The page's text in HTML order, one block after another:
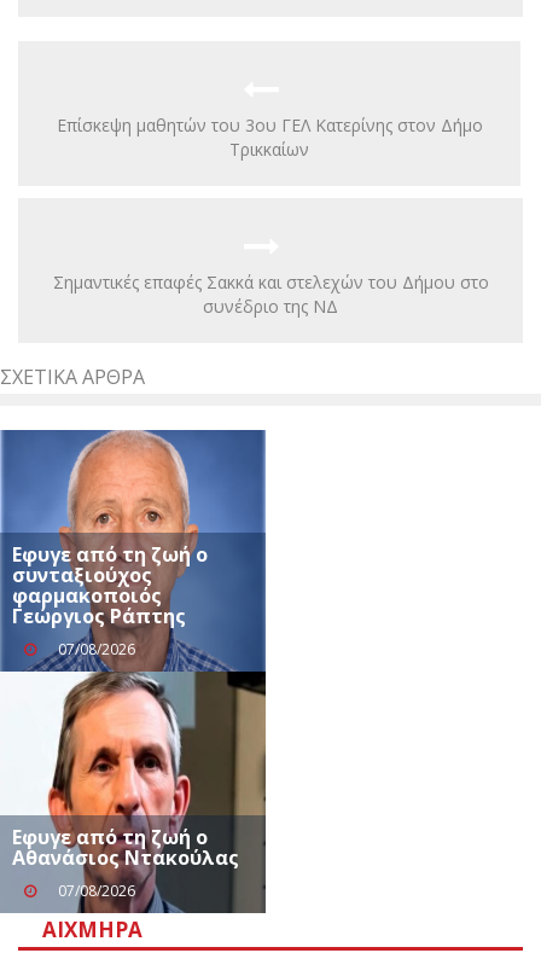
Επίσκεψη μαθητών του 3ου ΓΕΛ Κατερίνης στον Δήμο
Τρικκαίων
Σημαντικές επαφές Σακκά και στελεχών του Δήμου στο
συνέδριο της ΝΔ
ΣΧΕΤΙΚΆ ΆΡΘΡΑ
Εφυγε από τη ζωή ο
συνταξιούχος
φαρμακοποιός
Γεώργιος Ράπτης
07/08/2026
Eφυγε από τη ζωή ο
Αθανάσιος Ντακούλας
07/08/2026
ΑΙΧΜΗΡΆ